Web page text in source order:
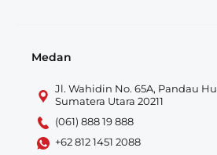
Medan
Jl. Wahidin No. 65A, Pandau
Sumatera Utara 20211
(061) 888 19 888
+62 812 1451 2088